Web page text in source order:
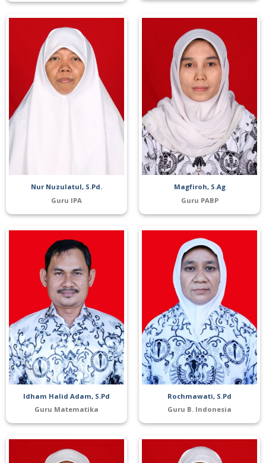
Nur Nuzulatul, S.Pd.
Guru IPA
Magfiroh, S.Ag
Guru PABP
Idham Halid Adam, S.Pd
Guru Matematika
Rochmawati, S.Pd
Guru B. Indonesia